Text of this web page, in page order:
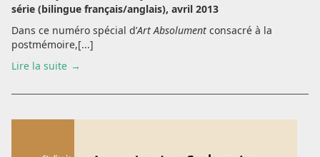
série (bilingue français/anglais), avril 2013
Dans ce numéro spécial d’Art Absolument consacré à la
postmémoire,[...]
Lire la suite